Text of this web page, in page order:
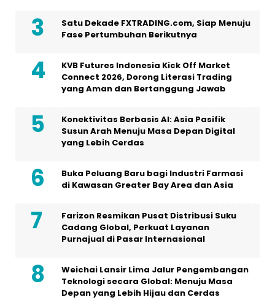
Satu Dekade FXTRADING.com, Siap Menuju
Fase Pertumbuhan Berikutnya
KVB Futures Indonesia Kick Off Market
Connect 2026, Dorong Literasi Trading
yang Aman dan Bertanggung Jawab
Konektivitas Berbasis AI: Asia Pasifik
Susun Arah Menuju Masa Depan Digital
yang Lebih Cerdas
Buka Peluang Baru bagi Industri Farmasi
di Kawasan Greater Bay Area dan Asia
Farizon Resmikan Pusat Distribusi Suku
Cadang Global, Perkuat Layanan
Purnajual di Pasar Internasional
Weichai Lansir Lima Jalur Pengembangan
Teknologi secara Global: Menuju Masa
Depan yang Lebih Hijau dan Cerdas